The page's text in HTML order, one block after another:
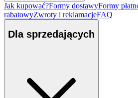
Jak kupować?Formy dostawyFormy
rabatowyZwroty i reklamacjeFAQ
Dla sprzedających